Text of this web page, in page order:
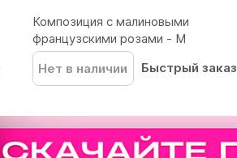
Композиция с малиновыми
французскими розами - M
Нет в наличии
Быстрый заказ